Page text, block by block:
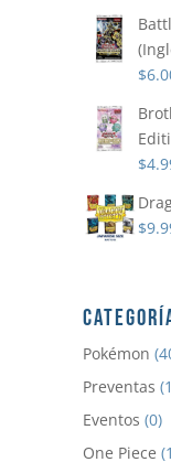
$
$
$
Pokémon
Preventas
Eventos (0)
One Piece